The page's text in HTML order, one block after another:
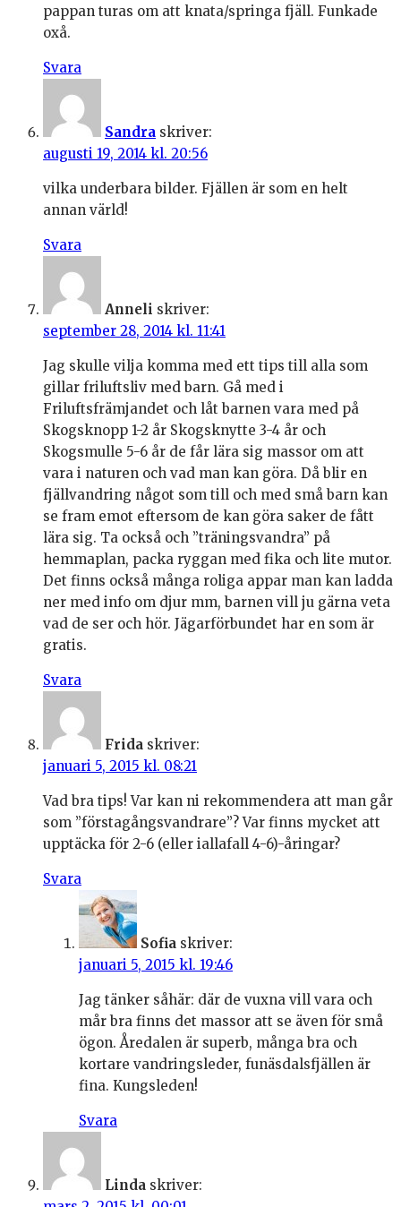
pappan turas om att knata/springa fjäll. Funkade
oxå.
Svara
Sandra skriver:
augusti 19, 2014 kl. 20:56
vilka underbara bilder. Fjällen är som en helt
annan värld!
Svara
Anneli skriver:
september 28, 2014 kl. 11:41
Jag skulle vilja komma med ett tips till alla som
gillar friluftsliv med barn. Gå med i
Friluftsfrämjandet och låt barnen vara med på
Skogsknopp 1-2 år Skogsknytte 3-4 år och
Skogsmulle 5-6 år de får lära sig massor om att
vara i naturen och vad man kan göra. Då blir en
fjällvandring något som till och med små barn kan
se fram emot eftersom de kan göra saker de fått
lära sig. Ta också och ”träningsvandra” på
hemmaplan, packa ryggan med fika och lite mutor.
Det finns också många roliga appar man kan ladda
ner med info om djur mm, barnen vill ju gärna veta
vad de ser och hör. Jägarförbundet har en som är
gratis.
Svara
Frida skriver:
januari 5, 2015 kl. 08:21
Vad bra tips! Var kan ni rekommendera att man går
som ”förstagångsvandrare”? Var finns mycket att
upptäcka för 2-6 (eller iallafall 4-6)-åringar?
Svara
Sofia skriver:
januari 5, 2015 kl. 19:46
Jag tänker såhär: där de vuxna vill vara och
mår bra finns det massor att se även för små
ögon. Åredalen är superb, många bra och
kortare vandringsleder, funäsdalsfjällen är
fina. Kungsleden!
Svara
Linda skriver: